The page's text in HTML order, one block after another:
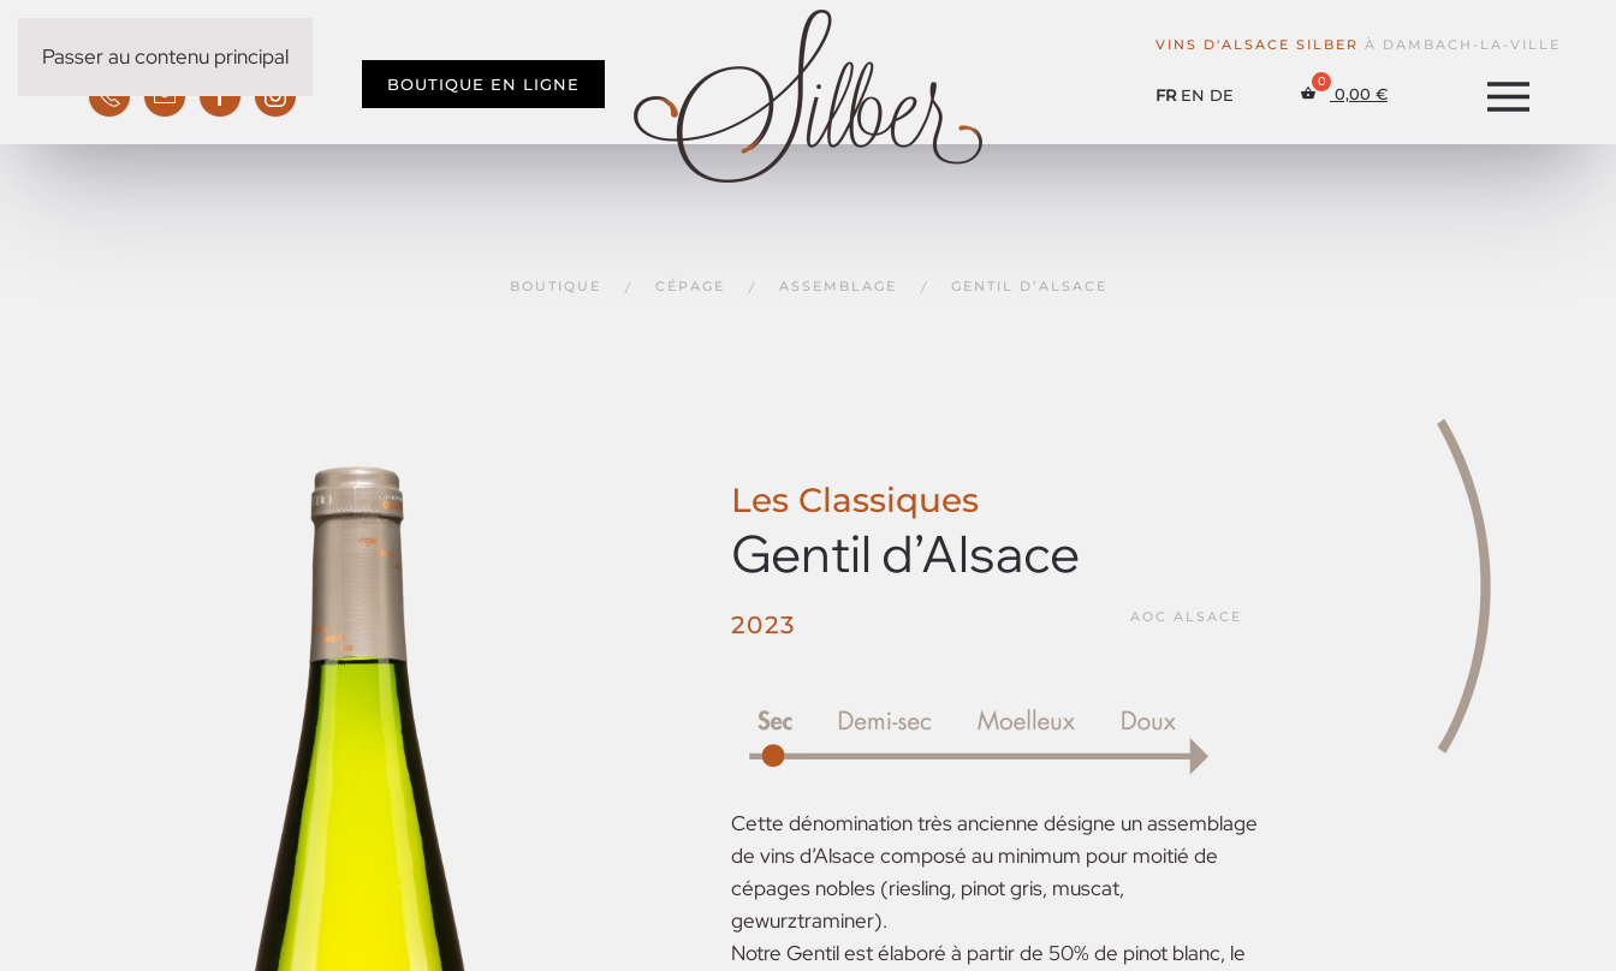
Passer au contenu principal VINS D'ALSACE SILBER À DAMBACH-LA-VILLE
FR EN DE 0,00 €
BOUTIQUE EN LIGNE
BOUTIQUE CÉPAGE ASSEMBLAGE GENTIL D’ALSACE
Les Classiques
Gentil d’Alsace
2023 AOC ALSACE
Cette dénomination très ancienne désigne un assemblage
de vins d’Alsace composé au minimum pour moitié de
cépages nobles (riesling, pinot gris, muscat,
gewurztraminer).
Notre Gentil est élaboré à partir de 50% de pinot blanc, le